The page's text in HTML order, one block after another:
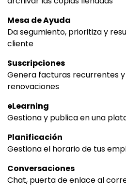
Mesa de Ayuda
Da segumiento, prioritiza y
cliente
Suscripciones
Genera facturas recurrentes
renovaciones
eLearning
Gestiona y publica en una
Planificación
Gestiona el horario de tus
Conversaciones
Chat, puerta de enlace al